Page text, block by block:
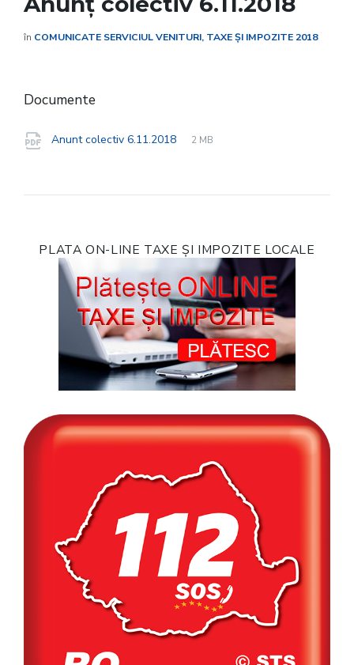
în COMUNICATE SERVICIUL VENITURI, TAXE ȘI IMPOZITE 2018
Documente
Anunt colectiv 6.11.2018
File
pdf
File
2 MB
PLATA ON-LINE TAXE ȘI IMPOZITE LOCALE